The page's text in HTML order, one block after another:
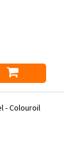
Grundieroel - Colouroil